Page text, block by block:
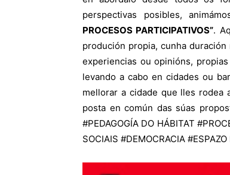
perspectivas posibles,
PROCESOS PARTICIPATIVOS”.
produción propia, cunha
experiencias ou opinións,
levando a cabo en cidades ou
mellorar a cidade que lles rodea
posta en común das súas
#PEDAGOGÍA DO HÁBITAT
SOCIAIS #DEMOCRACIA